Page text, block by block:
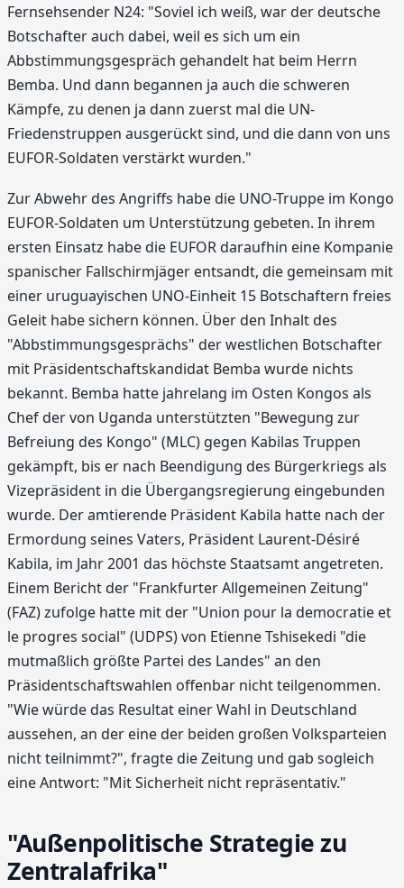
Fernsehsender N24: "Soviel ich weiß, war der deutsche
Botschafter auch dabei, weil es sich um ein
Abbstimmungsgespräch gehandelt hat beim Herrn
Bemba. Und dann begannen ja auch die schweren
Kämpfe, zu denen ja dann zuerst mal die UN-
Friedenstruppen ausgerückt sind, und die dann von uns
EUFOR-Soldaten verstärkt wurden."
Zur Abwehr des Angriffs habe die UNO-Truppe im Kongo
EUFOR-Soldaten um Unterstützung gebeten. In ihrem
ersten Einsatz habe die EUFOR daraufhin eine Kompanie
spanischer Fallschirmjäger entsandt, die gemeinsam mit
einer uruguayischen UNO-Einheit 15 Botschaftern freies
Geleit habe sichern können. Über den Inhalt des
"Abbstimmungsgesprächs" der westlichen Botschafter
mit Präsidentschaftskandidat Bemba wurde nichts
bekannt. Bemba hatte jahrelang im Osten Kongos als
Chef der von Uganda unterstützten "Bewegung zur
Befreiung des Kongo" (MLC) gegen Kabilas Truppen
gekämpft, bis er nach Beendigung des Bürgerkriegs als
Vizepräsident in die Übergangsregierung eingebunden
wurde. Der amtierende Präsident Kabila hatte nach der
Ermordung seines Vaters, Präsident Laurent-Désiré
Kabila, im Jahr 2001 das höchste Staatsamt angetreten.
Einem Bericht der "Frankfurter Allgemeinen Zeitung"
(FAZ) zufolge hatte mit der "Union pour la democratie et
le progres social" (UDPS) von Etienne Tshisekedi "die
mutmaßlich größte Partei des Landes" an den
Präsidentschaftswahlen offenbar nicht teilgenommen.
"Wie würde das Resultat einer Wahl in Deutschland
aussehen, an der eine der beiden großen Volksparteien
nicht teilnimmt?", fragte die Zeitung und gab sogleich
eine Antwort: "Mit Sicherheit nicht repräsentativ."
"Außenpolitische Strategie zu
Zentralafrika"